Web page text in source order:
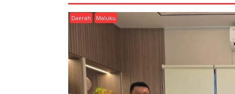
Daerah Maluku